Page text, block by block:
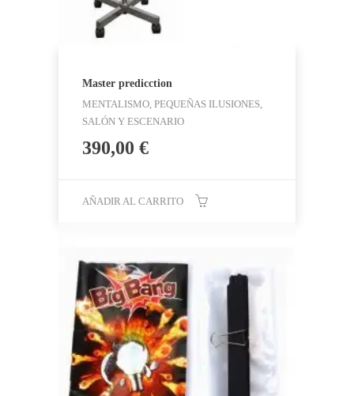
Master predicction
MENTALISMO, PEQUEÑAS ILUSIONES,
SALÓN Y ESCENARIO
390,00 €
AÑADIR AL CARRITO